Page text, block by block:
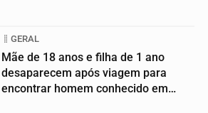
GERAL
Mãe de 18 anos e filha de 1 ano
desaparecem após viagem para
encontrar homem conhecido em